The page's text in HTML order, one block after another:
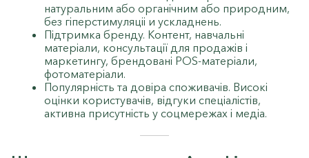
натуральним або органічним або природним,
без гіперстимуляціі и ускладнень.
Підтримка бренду. Контент, навчальні
матеріали, консультації для продажів і
маркетингу, брендовані POS-матеріали,
фотоматеріали.
Популярність та довіра споживачів. Високі
оцінки користувачів, відгуки спеціалістів,
активна присутність у соцмережах і медіа.